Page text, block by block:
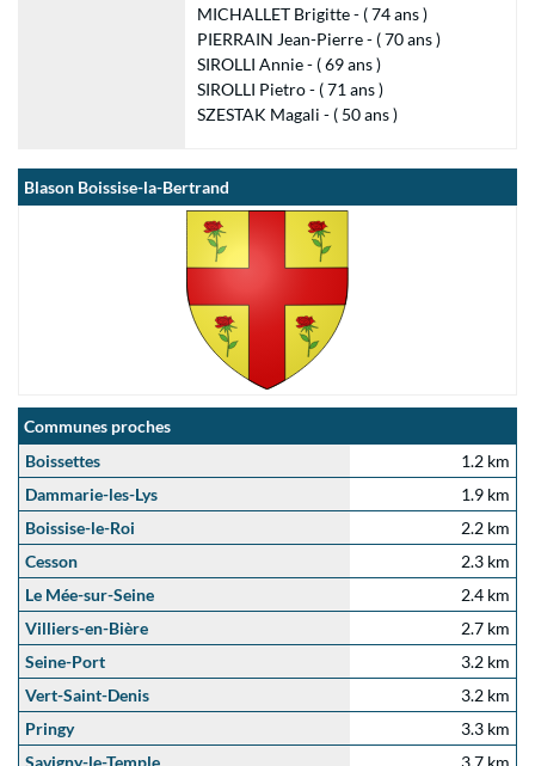
MICHALLET Brigitte - ( 74 ans )
PIERRAIN Jean-Pierre - ( 70 ans )
SIROLLI Annie - ( 69 ans )
SIROLLI Pietro - ( 71 ans )
SZESTAK Magali - ( 50 ans )
Blason Boissise-la-Bertrand
Communes proches
Boissettes
1.2 km
Dammarie-les-Lys
1.9 km
Boissise-le-Roi
2.2 km
Cesson
2.3 km
Le Mée-sur-Seine
2.4 km
Villiers-en-Bière
2.7 km
Seine-Port
3.2 km
Vert-Saint-Denis
3.2 km
Pringy
3.3 km
Savigny-le-Temple
3.7 km